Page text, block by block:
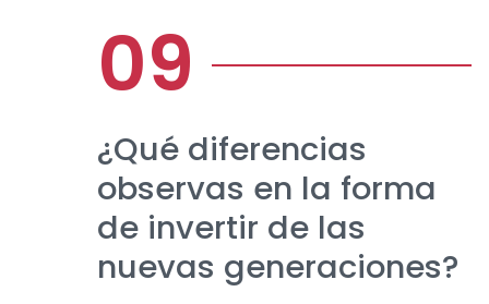
¿Qué diferencias
observas en la forma
de invertir de las
nuevas generaciones?